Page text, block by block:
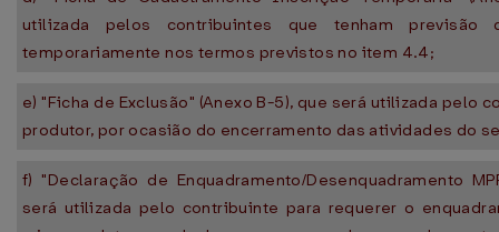
utilizada pelos contribuintes que tenham previsão
temporariamente nos termos previstos no item 4.4;
e) "Ficha de Exclusão" (Anexo B-5), que será utilizada pelo
produtor, por ocasião do encerramento das atividades do
f) "Declaração de Enquadramento/Desenquadramento
será utilizada pelo contribuinte para requerer o